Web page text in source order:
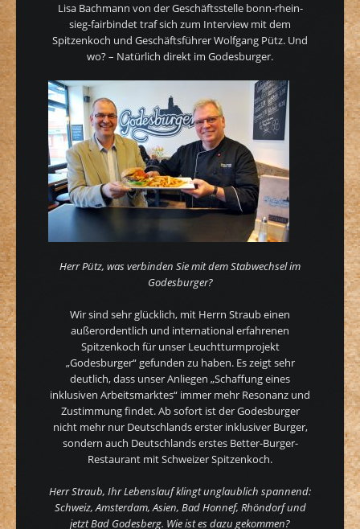
Lisa Bachmann von der Geschäftsstelle bonn-rhein-
sieg-fairbindet traf sich zum Interview mit dem
Spitzenkoch und Geschäftsführer Wolfgang Pütz. Und
wo? – Natürlich direkt im Godesburger.
Herr Pütz, was verbinden Sie mit dem Stabwechsel im
Godesburger?
Wir sind sehr glücklich, mit Herrn Straub einen
außerordentlich und international erfahrenen
Spitzenkoch für unser Leuchtturmprojekt
„Godesburger“ gefunden zu haben. Es zeigt sehr
deutlich, dass unser Anliegen „Schaffung eines
inklusiven Arbeitsmarktes“ immer mehr Resonanz und
Zustimmung findet. Ab sofort ist der Godesburger
nicht mehr nur Deutschlands erster inklusiver Burger,
sondern auch Deutschlands erstes Better-Burger-
Restaurant mit Schweizer Spitzenkoch.
Herr Straub, Ihr Lebenslauf klingt unglaublich spannend:
Schweiz, Amsterdam, Asien, Bad Honnef, Rhöndorf und
jetzt Bad Godesberg. Wie ist es dazu gekommen?